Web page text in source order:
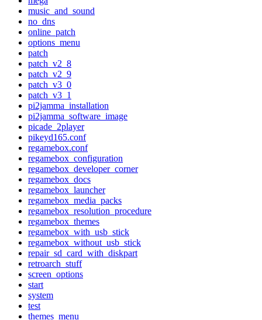
music_and_sound
no_dns
online_patch
options_menu
patch
patch_v2_8
patch_v2_9
patch_v3_0
patch_v3_1
pi2jamma_installation
pi2jamma_software_image
picade_2player
pikeyd165.conf
regamebox.conf
regamebox_configuration
regamebox_developer_corner
regamebox_docs
regamebox_launcher
regamebox_media_packs
regamebox_resolution_procedure
regamebox_themes
regamebox_with_usb_stick
regamebox_without_usb_stick
repair_sd_card_with_diskpart
retroarch_stuff
screen_options
start
system
test
themes_menu